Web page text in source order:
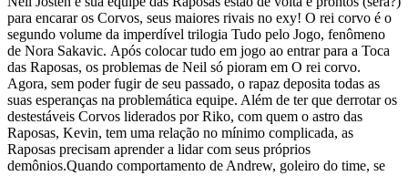
para encarar os Corvos, seus maiores rivais no exy! O rei corvo é o
segundo volume da imperdível trilogia Tudo pelo Jogo, fenômeno
de Nora Sakavic. Após colocar tudo em jogo ao entrar para a Toca
das Raposas, os problemas de Neil só pioram em O rei corvo.
Agora, sem poder fugir de seu passado, o rapaz deposita todas as
suas esperanças na problemática equipe. Além de ter que derrotar os
destestáveis Corvos liderados por Riko, com quem o astro das
Raposas, Kevin, tem uma relação no mínimo complicada, as
Raposas precisam aprender a lidar com seus próprios
demônios.Quando comportamento de Andrew, goleiro do time, se